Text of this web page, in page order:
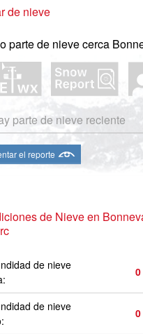
de nieve
parte de nieve cerca
parte de nieve reciente
el reporte
de Nieve en
de nieve
0
de nieve
0